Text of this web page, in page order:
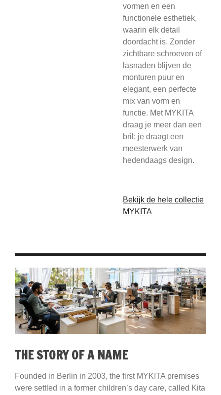
vormen en een
functionele esthetiek,
waarin elk detail
doordacht is. Zonder
zichtbare schroeven of
lasnaden blijven de
monturen puur en
elegant, een perfecte
mix van vorm en
functie. Met MYKITA
draag je meer dan een
bril; je draagt een
meesterwerk van
hedendaags design.
Bekijk de hele collectie
MYKITA
THE STORY OF A NAME
Founded in Berlin in 2003, the first MYKITA premises
were settled in a former children’s day care, called Kita